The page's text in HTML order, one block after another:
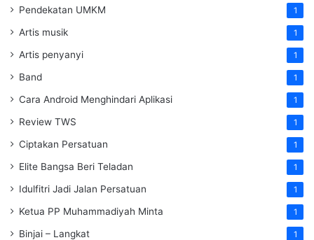
Pendekatan UMKM 1
Artis musik 1
Artis penyanyi 1
Band 1
Cara Android Menghindari Aplikasi 1
Review TWS 1
Ciptakan Persatuan 1
Elite Bangsa Beri Teladan 1
Idulfitri Jadi Jalan Persatuan 1
Ketua PP Muhammadiyah Minta 1
Binjai – Langkat 1